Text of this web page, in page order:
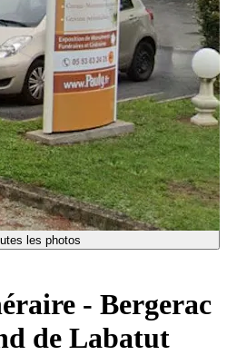
les photos
- Bergerac
de Labatut